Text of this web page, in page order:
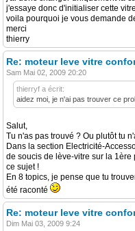
j'essaye donc d'initialiser cette
voila pourquoi je vous demande
merci
thierry
Re: moteur leve vitre
Sam Mai 02, 2009 20:20
thierryf a écrit:
aidez moi, je n'ai pas trouver ce
Salut,
Tu n'as pas trouvé ? Ou plutôt tu
Dans la section Electricité-
de soucis de lève-vitre sur la
ce sujet !
En 8 topics, je pense que tu
été raconté
Re: moteur leve vitre
Dim Mai 03, 2009 9:24